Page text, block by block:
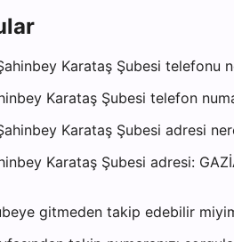
Karataş Şubesi telefonu
Karataş Şubesi telefon
Karataş Şubesi adresi
Karataş Şubesi adresi:
gitmeden takip edebilir